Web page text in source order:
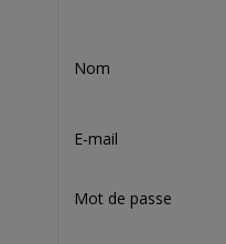
Nom
E-mail
Mot de passe